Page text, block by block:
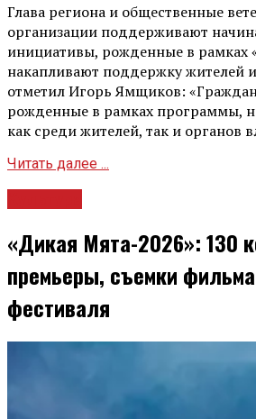
Глава региона и общественные
организации поддерживают
инициативы, рожденные в рамках
накапливают поддержку жителей
отметил Игорь Ямщиков:
рожденные в рамках программы,
как среди жителей, так и органов
Читать далее ...
«Дикая Мята-2026»: 130
премьеры, съемки
фестиваля